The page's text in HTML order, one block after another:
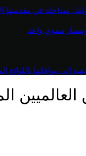
متداخلة في
تنموي واعد
موافاتها باللوائح